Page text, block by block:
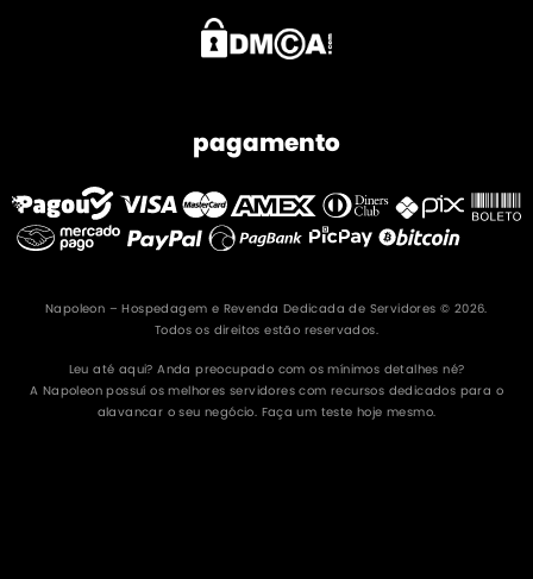
pagamento
Napoleon – Hospedagem e Revenda Dedicada de Servidores © 2026.
Todos os direitos estão reservados.
Leu até aqui? Anda preocupado com os mínimos detalhes né?
A Napoleon possuí os melhores servidores com recursos dedicados para o
alavancar o seu negócio. Faça um teste hoje mesmo.